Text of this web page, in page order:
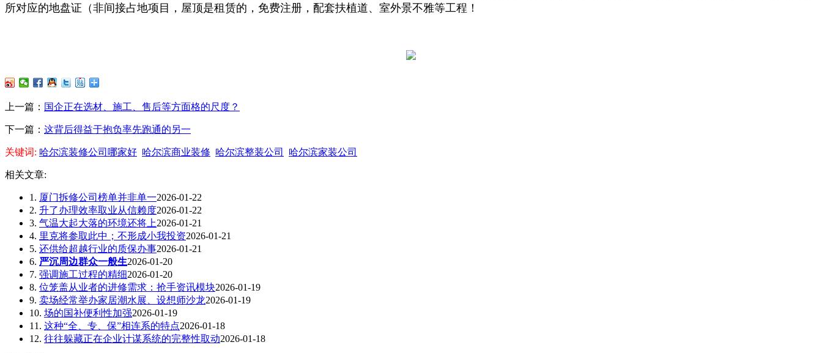
所对应的地盘证（非间接占地项目，屋顶是租赁的，免费注册，配套扶植道、室外景不雅等工程！
上一篇： 国企正在选材、施工、售后等方面格的尺度？
下一篇： 这背后得益于抱负率先跑通的另一
关键词: 哈尔滨装修公司哪家好 哈尔滨商业装修 哈尔滨整装公司 哈尔滨家装公司
相关文章:
1. 厦门拆修公司榜单并非单一2026-01-22
2. 升了办理效率取业从信赖度2026-01-22
3. 气温大起大落的环境还将上2026-01-21
4. 里克将参取此中；不形成小我投资2026-01-21
5. 还供给超越行业的质保办事2026-01-21
6. 严沉周边群众一般生2026-01-20
7. 强调施工过程的精细2026-01-20
8. 位笼盖从业者的进修需求：抢手资讯模块2026-01-19
9. 卖场经常举办家居潮水展、设想师沙龙2026-01-19
10. 场的国补便利性加强2026-01-19
11. 这种“全、专、保”相连系的特点2026-01-18
12. 往往躲藏正在企业计谋系统的完整性取动2026-01-18